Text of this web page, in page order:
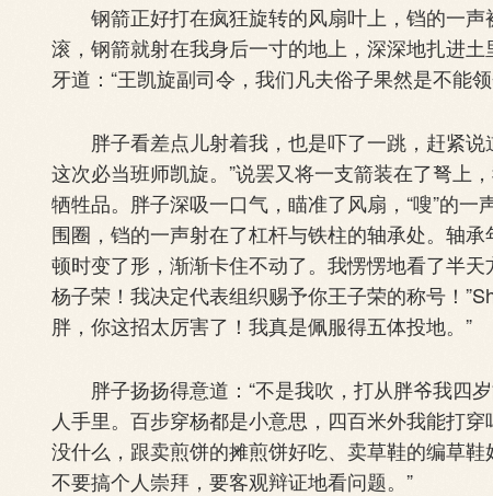
钢箭正好打在疯狂旋转的风扇叶上，铛的一声
滚，钢箭就射在我身后一寸的地上，深深地扎进
牙道：“王凯旋副司令，我们凡夫俗子果然是不能
胖子看差点儿射着我，也是吓了一跳，赶紧说
这次必当班师凯旋。”说罢又将一支箭装在了弩上
牺牲品。胖子深吸一口气，瞄准了风扇，“嗖”的
围圈，铛的一声射在了杠杆与铁柱的轴承处。轴
顿时变了形，渐渐卡住不动了。我愣愣地看了半
杨子荣！我决定代表组织赐予你王子荣的称号！
胖，你这招太厉害了！我真是佩服得五体投地。”
胖子扬扬得意道：“不是我吹，打从胖爷我四
人手里。百步穿杨都是小意思，四百米外我能打
没什么，跟卖煎饼的摊煎饼好吃、卖草鞋的编草
不要搞个人崇拜，要客观辩证地看问题。”